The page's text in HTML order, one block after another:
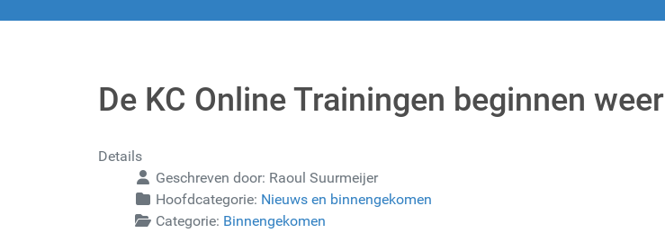
De KC Online Trainingen beginnen weer
Details
Geschreven door: Raoul Suurmeijer
Hoofdcategorie: Nieuws en binnengekomen
Categorie: Binnengekomen